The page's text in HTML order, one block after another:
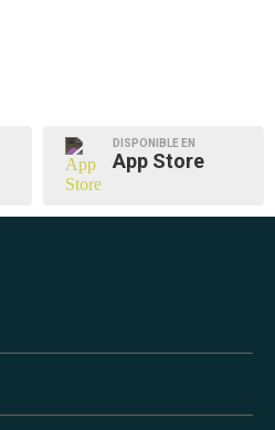
DISPONIBLE EN
App Store